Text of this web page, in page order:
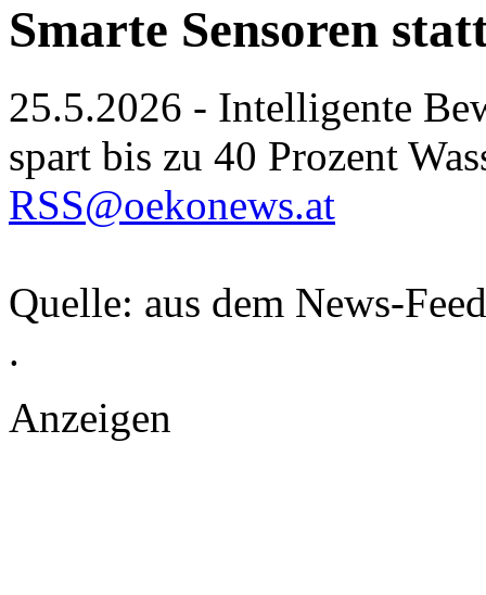
Smarte Sensoren
25.5.2026 - Intelligente
spart bis zu 40 Prozent
RSS@oekonews.at
Quelle: aus dem News-
.
Anzeigen